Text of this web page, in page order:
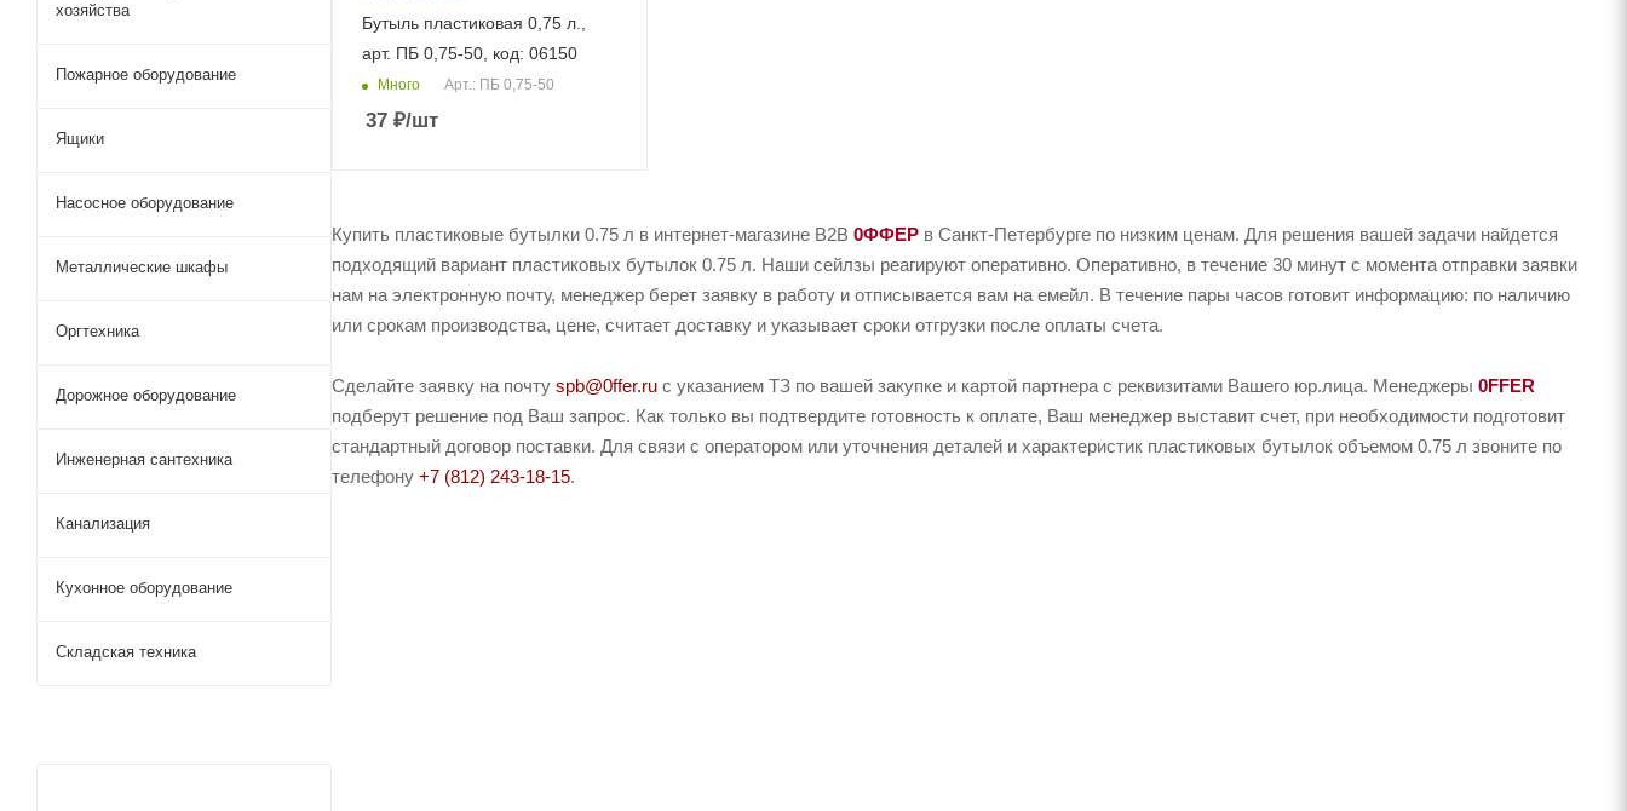
Бутыль пластиковая 0,75 л.,
арт. ПБ 0,75-50, код: 06150
Много Арт.: ПБ 0,75-50
37 ₽/шт
Купить пластиковые бутылки 0.75 л в интернет-магазине B2B 0ФФЕР в Санкт-Петербурге по низким ценам. Для решения вашей задачи найдется
подходящий вариант пластиковых бутылок 0.75 л. Наши сейлзы реагируют оперативно. Оперативно, в течение 30 минут с момента отправки заявки
нам на электронную почту, менеджер берет заявку в работу и отписывается вам на емейл. В течение пары часов готовит информацию: по наличию
или срокам производства, цене, считает доставку и указывает сроки отгрузки после оплаты счета.
Сделайте заявку на почту spb@0ffer.ru с указанием ТЗ по вашей закупке и картой партнера с реквизитами Вашего юр.лица. Менеджеры 0FFER
подберут решение под Ваш запрос. Как только вы подтвердите готовность к оплате, Ваш менеджер выставит счет, при необходимости подготовит
стандартный договор поставки. Для связи с оператором или уточнения деталей и характеристик пластиковых бутылок объемом 0.75 л звоните по
телефону +7 (812) 243-18-15.
хозяйства
Пожарное оборудование
Ящики
Насосное оборудование
Металлические шкафы
Оргтехника
Дорожное оборудование
Инженерная сантехника
Канализация
Кухонное оборудование
Складская техника